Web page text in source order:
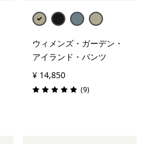
ウィメンズ・ガーデン・
アイランド・パンツ
¥ 14,850
評価: 4.9 / 5 (9レビュー
)